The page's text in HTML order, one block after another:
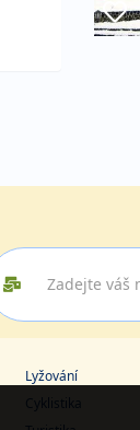
Lyžování
Cyklistika